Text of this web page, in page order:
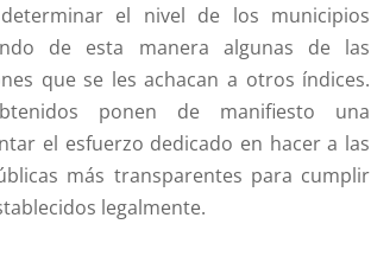
el nivel de los municipios
de esta manera algunas de las
que se les achacan a otros índices.
ponen de manifiesto una
el esfuerzo dedicado en hacer a las
más transparentes para cumplir
legalmente.